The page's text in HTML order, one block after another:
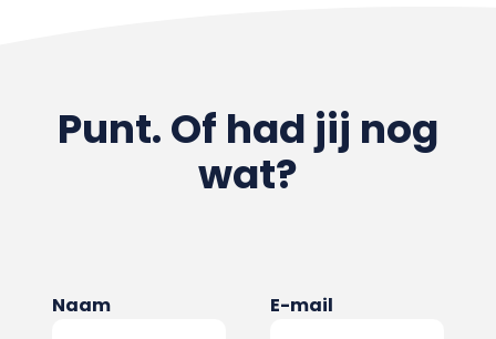
Punt. Of had jij nog
wat?
Naam E-mail